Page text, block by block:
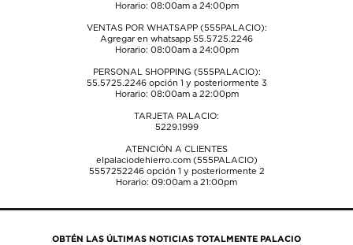
Horario: 08:00am a 24:00pm
VENTAS POR WHATSAPP (555PALACIO):
Agregar en whatsapp 55.5725.2246
Horario: 08:00am a 24:00pm
PERSONAL SHOPPING (555PALACIO):
55.5725.2246opción 1 y posteriormente 3
Horario: 08:00am a 22:00pm
TARJETA PALACIO:
5229.1999
ATENCIÓN A CLIENTES
elpalaciodehierro.com (555PALACIO)
5557252246opción 1 y posteriormente 2
Horario: 09:00am a 21:00pm
OBTÉN LAS ÚLTIMAS NOTICIAS TOTALMENTE PALACIO